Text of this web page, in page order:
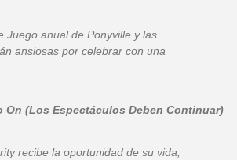
Juego anual de Ponyville y las
ansiosas por celebrar con una
On (Los Espectáculos Deben Continuar)
recibe la oportunidad de su vida,